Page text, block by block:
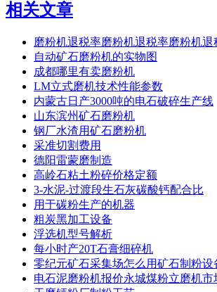
相关文章
磨粉机退税率磨粉机退税率磨粉机退
自动矿石磨粉机的实物图
成都哪里有卖磨粉机
LM立式磨机技术性能参数
内蒙古日产3000吨的电石破碎生产线
山东滨州矿石磨粉机
钢厂水渣用矿石磨粉机
采准切割费用
德阳雷蒙磨制造
高岭石粘土粉碎价格定额
3-水泥-过渡段生石灰碳酸钙配合比
用于碳粉生产的机器
粗炭黑加工设备
浮选机型号解析
每小时产20T石膏细碎机
零纪元矿石采集场怎么用矿石制粉设
电石泥磨粉机报价永城煤粉立磨机市